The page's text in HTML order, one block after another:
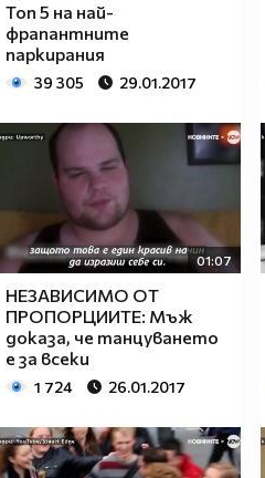
Топ 5 на най-
фрапантните
паркирания
39 305 29.01.2017
01:07
НЕЗАВИСИМО ОТ
ПРОПОРЦИИТЕ: Мъж
доказа, че танцуването
е за всеки
1 724 26.01.2017